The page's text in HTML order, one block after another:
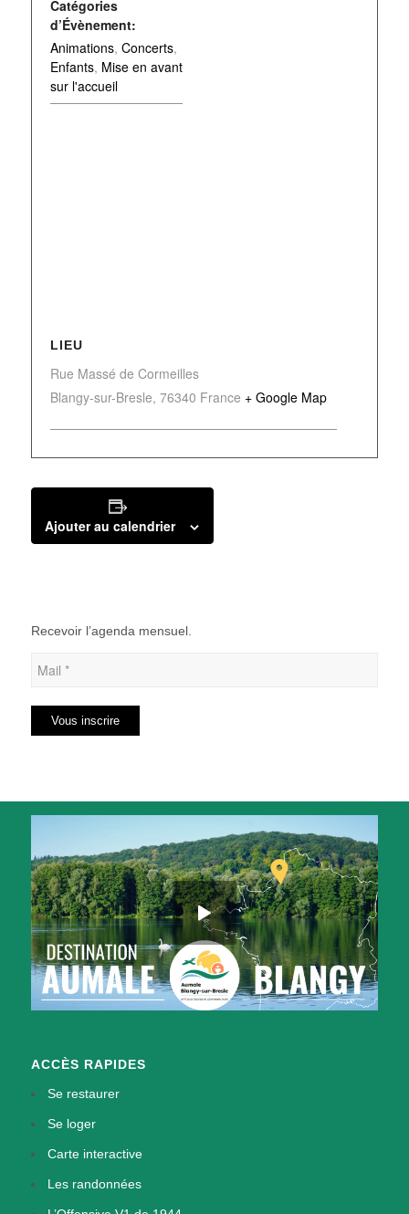
Catégories
d’Évènement:
Animations, Concerts,
Enfants, Mise en avant
sur l'accueil
LIEU
Rue Massé de Cormeilles
Blangy-sur-Bresle, 76340 France + Google Map
Ajouter au calendrier
Recevoir l’agenda mensuel.
ACCÈS RAPIDES
Se restaurer
Se loger
Carte interactive
Les randonnées